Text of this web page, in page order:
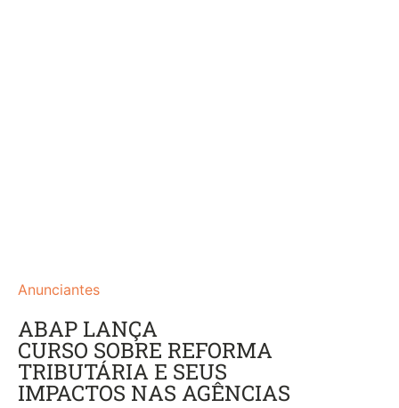
Anunciantes
ABAP LANÇA
CURSO SOBRE REFORMA
TRIBUTÁRIA E SEUS
IMPACTOS NAS AGÊNCIAS